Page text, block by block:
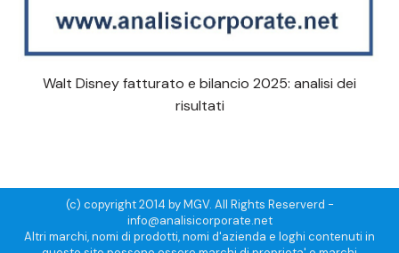
Walt Disney fatturato e bilancio 2025: analisi dei
risultati
(c) copyright 2014 by MGV. All Rights Reserverd -
info@analisicorporate.net
Altri marchi, nomi di prodotti, nomi d'azienda e loghi contenuti in